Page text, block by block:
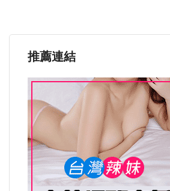
推薦連結